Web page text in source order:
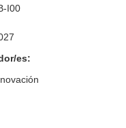
I00
es: